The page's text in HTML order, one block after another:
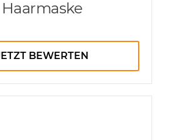
Haarmaske
BEWERTEN